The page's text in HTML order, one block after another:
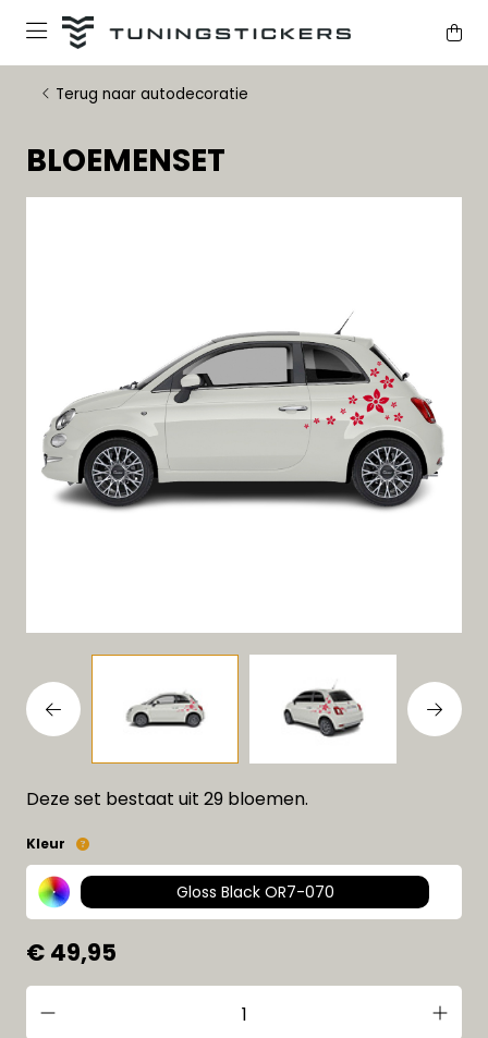
Terug naar autodecoratie
BLOEMENSET
Deze set bestaat uit 29 bloemen.
Kleur
Gloss Black OR7-070
€ 49,95